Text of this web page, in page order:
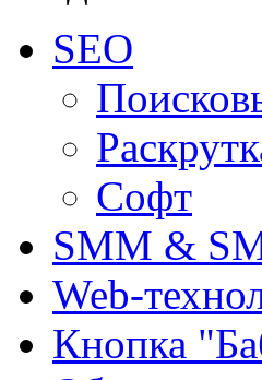
SEO
Софт
SMM &
Web-
Кнопка